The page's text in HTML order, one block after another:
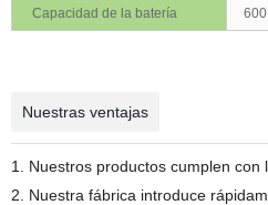
Capacidad de la batería
Nuestras ventajas
1. Nuestros productoscumplen con
2. Nuestra fábrica introduce